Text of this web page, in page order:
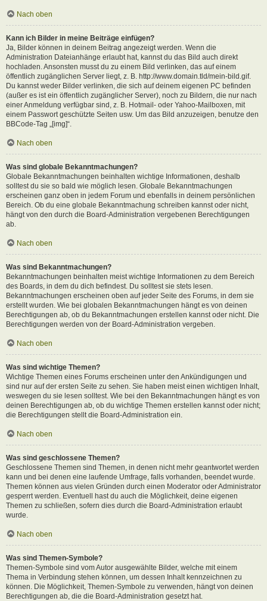
Nach oben
Kann ich Bilder in meine Beiträge einfügen?
Ja, Bilder können in deinem Beitrag angezeigt werden. Wenn die
Administration Dateianhänge erlaubt hat, kannst du das Bild auch direkt
hochladen. Ansonsten musst du zu einem Bild verlinken, das auf einem
öffentlich zugänglichen Server liegt, z. B. http://www.domain.tld/mein-bild.gif.
Du kannst weder Bilder verlinken, die sich auf deinem eigenen PC befinden
(außer es ist ein öffentlich zugänglicher Server), noch zu Bildern, die nur nach
einer Anmeldung verfügbar sind, z. B. Hotmail- oder Yahoo-Mailboxen, mit
einem Passwort geschützte Seiten usw. Um das Bild anzuzeigen, benutze den
BBCode-Tag „[img]“.
Nach oben
Was sind globale Bekanntmachungen?
Globale Bekanntmachungen beinhalten wichtige Informationen, deshalb
solltest du sie so bald wie möglich lesen. Globale Bekanntmachungen
erscheinen ganz oben in jedem Forum und ebenfalls in deinem persönlichen
Bereich. Ob du eine globale Bekanntmachung schreiben kannst oder nicht,
hängt von den durch die Board-Administration vergebenen Berechtigungen
ab.
Nach oben
Was sind Bekanntmachungen?
Bekanntmachungen beinhalten meist wichtige Informationen zu dem Bereich
des Boards, in dem du dich befindest. Du solltest sie stets lesen.
Bekanntmachungen erscheinen oben auf jeder Seite des Forums, in dem sie
erstellt wurden. Wie bei globalen Bekanntmachungen hängt es von deinen
Berechtigungen ab, ob du Bekanntmachungen erstellen kannst oder nicht. Die
Berechtigungen werden von der Board-Administration vergeben.
Nach oben
Was sind wichtige Themen?
Wichtige Themen eines Forums erscheinen unter den Ankündigungen und
sind nur auf der ersten Seite zu sehen. Sie haben meist einen wichtigen Inhalt,
weswegen du sie lesen solltest. Wie bei den Bekanntmachungen hängt es von
deinen Berechtigungen ab, ob du wichtige Themen erstellen kannst oder nicht;
die Berechtigungen stellt die Board-Administration ein.
Nach oben
Was sind geschlossene Themen?
Geschlossene Themen sind Themen, in denen nicht mehr geantwortet werden
kann und bei denen eine laufende Umfrage, falls vorhanden, beendet wurde.
Themen können aus vielen Gründen durch einen Moderator oder Administrator
gesperrt werden. Eventuell hast du auch die Möglichkeit, deine eigenen
Themen zu schließen, sofern dies durch die Board-Administration erlaubt
wurde.
Nach oben
Was sind Themen-Symbole?
Themen-Symbole sind vom Autor ausgewählte Bilder, welche mit einem
Thema in Verbindung stehen können, um dessen Inhalt kennzeichnen zu
können. Die Möglichkeit, Themen-Symbole zu verwenden, hängt von deinen
Berechtigungen ab, die die Board-Administration gesetzt hat.